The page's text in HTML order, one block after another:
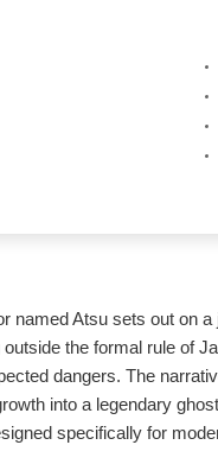
named Atsu sets out on
the formal rule of
dangers. The
into a legendary
specifically for